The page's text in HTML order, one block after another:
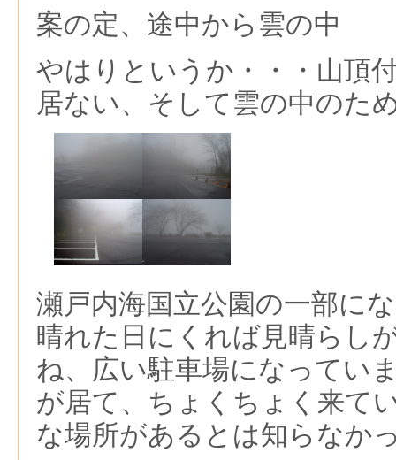
案の定、途中から雲の中
やはりというか・・・山頂
居ない、そして雲の中のた
瀬戸内海国立公園の一部に
晴れた日にくれば見晴らし
ね、広い駐車場になってい
が居て、ちょくちょく来て
な場所があるとは知らなか